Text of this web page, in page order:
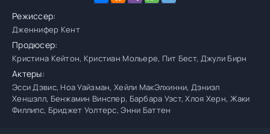
Режиссер:
Дженнифер Кент
Продюсер:
Кристина Кейтон, Кристиан Мольере, Пит Бест, Джули Бирн
Актеры:
Эсси Дэвис, Ноа Уайзман, Хейли МакЭлхинни, Дэниэл
Хеншэлл, Бенжамин Винспер, Барбара Уэст, Хлоя Херн, Жаки
Филлипс, Бриджет Уолтерс, Энни Баттен